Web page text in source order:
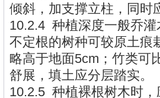
倾斜，加支撑立柱，同时
10.2.4 种植深度一般乔
不定根的树种可较原土痕
略高于地面5cm；竹类可
舒展，填土应分层踏实。
10.2.5 种植裸根树木时